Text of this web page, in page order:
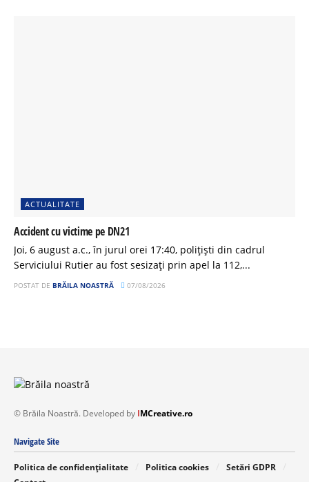
ACTUALITATE
Accident cu victime pe DN21
Joi, 6 august a.c., în jurul orei 17:40, polițiști din cadrul
Serviciului Rutier au fost sesizați prin apel la 112,...
POSTAT DE BRĂILA NOASTRĂ 07/08/2026
© Brăila Noastră. Developed by IMCreative.ro
Navigate Site
Politica de confidențialitate Politica cookies
Setări GDPR